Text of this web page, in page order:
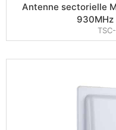
Antenne sectorielle
930MHz